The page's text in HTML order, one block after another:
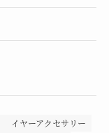
イヤーアクセサリー